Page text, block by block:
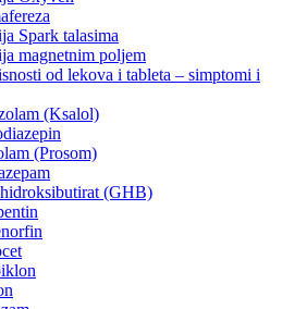
Spark talasima
magnetnim poljem
od lekova i tableta – simptomi i
(Ksalol)
(Prosom)
(GHB)